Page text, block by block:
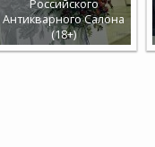
Российского
Антикварного Салона
(18+)